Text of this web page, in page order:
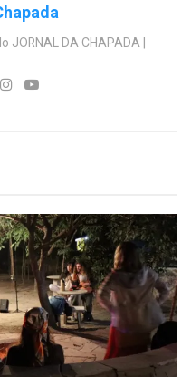
JORNAL DA CHAPADA |